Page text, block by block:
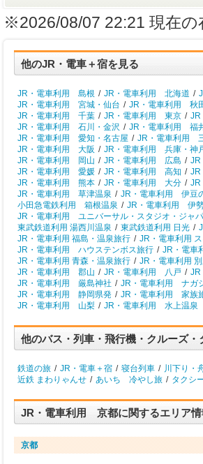
※2026/08/07 22:21 現在
他のJR・電車＋宿を見る
JR・電車利用 島根 / JR・電車利用 北海道 /
JR・電車利用 宮城・仙台 / JR・電車利用 秋
JR・電車利用 千葉 / JR・電車利用 東京 / JR
JR・電車利用 石川・金沢 / JR・電車利用 福
JR・電車利用 愛知・名古屋 / JR・電車利用
JR・電車利用 大阪 / JR・電車利用 兵庫・神
JR・電車利用 岡山 / JR・電車利用 広島 / JR
JR・電車利用 愛媛 / JR・電車利用 高知 / JR
JR・電車利用 熊本 / JR・電車利用 大分 / JR
JR・電車利用 草津温泉 / JR・電車利用 伊豆
小田急電鉄利用 箱根温泉 / JR・電車利用 伊
JR・電車利用 ユニバーサル・スタジオ・ジャ
東武鉄道利用 湯西川温泉 / 東武鉄道利用 日光 /
JR・電車利用 福島・温泉旅行 / JR・電車利用
JR・電車利用 ハウステンボス旅行 / JR・電車
JR・電車利用 青森・温泉旅行 / JR・電車利用
JR・電車利用 郡山 / JR・電車利用 八戸 /
JR・電車利用 厳島神社 / JR・電車利用 ナガ
JR・電車利用 静岡県発 / JR・電車利用 家族
JR・電車利用 山梨 / JR・電車利用 水上温泉
他のバス・列車・飛行機・クルーズ・
鉄道の旅 / JR・電車＋宿 / 寝台列車 / 川下り・
近鉄 まわりゃんせ / あいち 冷やし旅 / タクシ
JR・電車利用 京都に関するエリア情
京都